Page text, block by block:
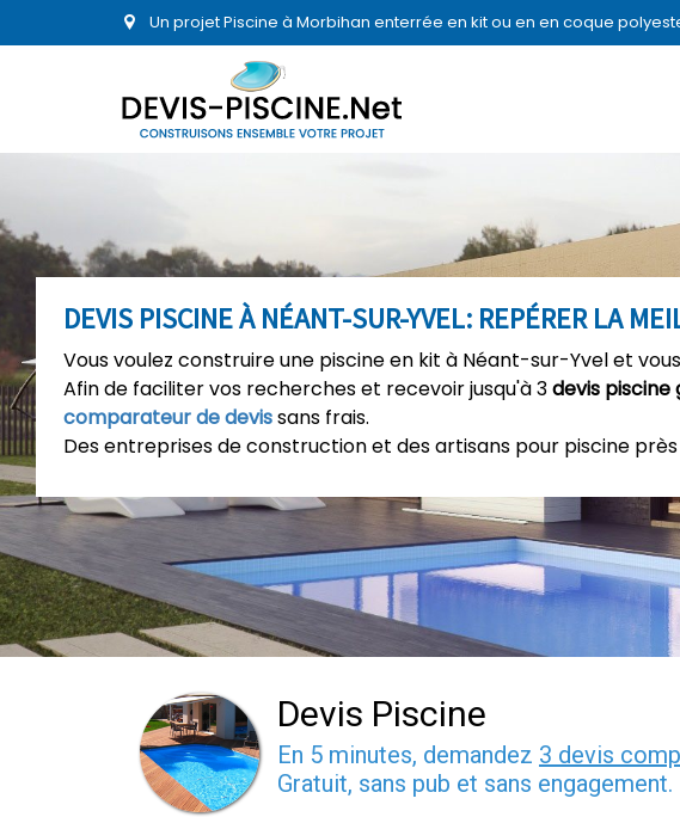
Un projet Piscine à Morbihan enterrée en kit ou en en coque
DEVIS PISCINE À NÉANT-SUR-YVEL: REPÉRER LA
Vous voulez construire une piscine en kit à Néant-sur-Yvel et
Afin de faciliter vos recherches et recevoir jusqu'à 3devis piscine
comparateur de devissans frais.
Des entreprises de construction et des artisans pour piscine
Devis Piscine
En 5 minutes, demandez 3 devis
Gratuit, sans pub et sans engagement.